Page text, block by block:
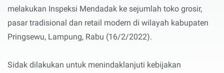
melakukan Inspeksi Mendadak ke sejumlah toko grosir,
pasar tradisional dan retail modern di wilayah kabupaten
Pringsewu, Lampung, Rabu (16/2/2022).
Sidak dilakukan untuk menindaklanjuti kebijakan